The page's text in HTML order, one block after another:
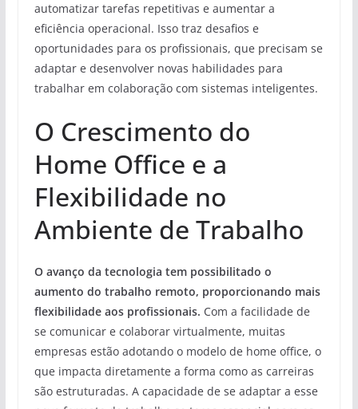
automatizar tarefas repetitivas e aumentar a
eficiência operacional. Isso traz desafios e
oportunidades para os profissionais, que precisam se
adaptar e desenvolver novas habilidades para
trabalhar em colaboração com sistemas inteligentes.
O Crescimento do
Home Office e a
Flexibilidade no
Ambiente de Trabalho
O avanço da tecnologia tem possibilitado o
aumento do trabalho remoto, proporcionando mais
flexibilidade aos profissionais. Com a facilidade de
se comunicar e colaborar virtualmente, muitas
empresas estão adotando o modelo de home office, o
que impacta diretamente a forma como as carreiras
são estruturadas. A capacidade de se adaptar a esse